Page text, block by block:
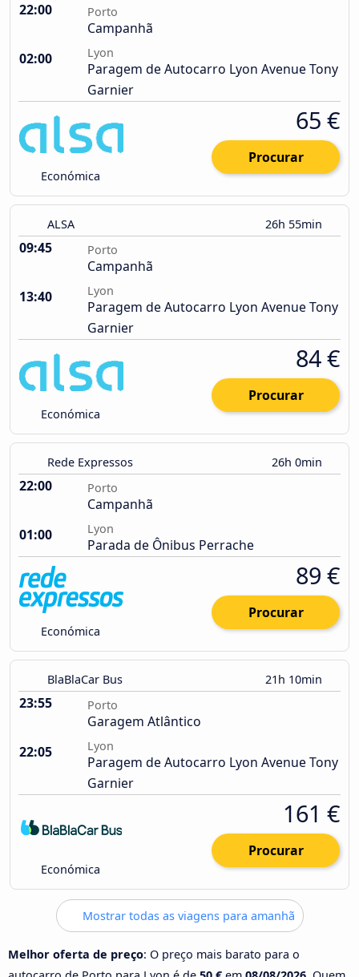
22:00 Porto
Campanhã
02:00
Lyon
Paragem de Autocarro Lyon Avenue Tony
Garnier
Económica
65 €
Procurar
ALSA 26h 55min
09:45 Porto
Campanhã
13:40
Lyon
Paragem de Autocarro Lyon Avenue Tony
Garnier
Económica
84 €
Procurar
Rede Expressos 26h 0min
22:00 Porto
Campanhã
01:00
Lyon
Parada de Ônibus Perrache
Económica
89 €
Procurar
BlaBlaCar Bus 21h 10min
23:55 Porto
Garagem Atlântico
22:05
Lyon
Paragem de Autocarro Lyon Avenue Tony
Garnier
Económica
161 €
Procurar
Mostrar todas as viagens para amanhã
Melhor oferta de preço: O preço mais barato para o